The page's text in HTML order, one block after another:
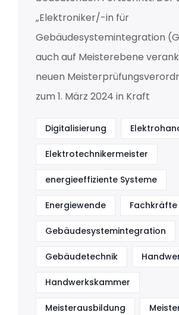
„Elektroniker/-in für
Gebäudesystemintegration
auch auf Meisterebene
neuen
zum 1. März 2024 in Kraft
Digitalisierung
Elektrotechnikermeister
energieeffiziente Systeme
Energiewende Fachkräfte
Gebäudesystemintegration
Gebäudetechnik
Handwerkskammer
Meisterausbildung